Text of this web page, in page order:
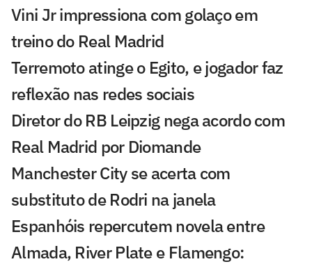
Vini Jr impressiona com golaço em
treino do Real Madrid
Terremoto atinge o Egito, e jogador faz
reflexão nas redes sociais
Diretor do RB Leipzig nega acordo com
Real Madrid por Diomande
Manchester City se acerta com
substituto de Rodri na janela
Espanhóis repercutem novela entre
Almada, River Plate e Flamengo: